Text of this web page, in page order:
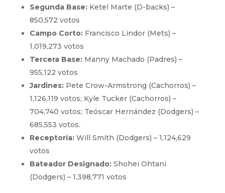
Segunda Base:Ketel Marte (D-backs) –
850,572 votos
Campo Corto:Francisco Lindor (Mets) –
1,019,273 votos
Tercera Base:Manny Machado (Padres) –
955,122 votos
Jardines:Pete Crow-Armstrong (Cachorros) –
1,126,119 votos; Kyle Tucker (Cachorros) –
704,740 votos; Teóscar Hernández (Dodgers) –
685,553 votos.
Receptoría:Will Smith (Dodgers) – 1,124,629
votos
Bateador Designado:Shohei Ohtani
(Dodgers) – 1,398,771 votos